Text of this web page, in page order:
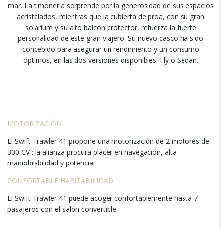
mar. La timonería sorprende por la generosidad de sus espacios
acristalados, mientras que la cubierta de proa, con su gran
solárium y su alto balcón protector, refuerza la fuerte
personalidad de este gran viajero. Su nuevo casco ha sido
concebido para asegurar un rendimiento y un consumo
óptimos, en las dos versiones disponibles: Fly o Sedan.
MOTORIZACIÓN
El Swift Trawler 41 propone una motorización de 2 motores de
300 CV : la alianza procura placer en navegación, alta
maniobrabilidad y potencia.
CONFORTABLE HABITABILIDAD
El Swift Trawler 41 puede acoger confortablemente hasta 7
pasajeros con el salón convertible.